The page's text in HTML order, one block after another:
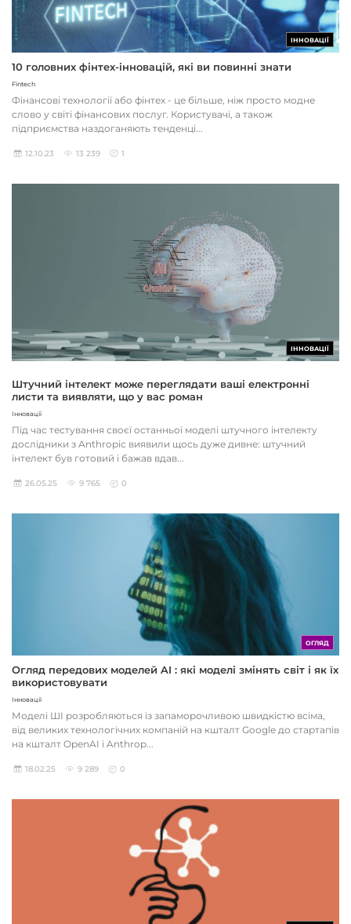
ІННОВАЦІЇ
10 головних фінтех-інновацій, які ви повинні знати
Fintech
Фінансові технології або фінтех - це більше, ніж просто модне
слово у світі фінансових послуг. Користувачі, а також
підприємства наздоганяють тенденці...
12.10.23 13 239 1
ІННОВАЦІЇ
Штучний інтелект може переглядати ваші електронні
листи та виявляти, що у вас роман
Інновації
Під час тестування своєї останньої моделі штучного інтелекту
дослідники з Anthropic виявили щось дуже дивне: штучний
інтелект був готовий і бажав вдав...
26.05.25 9 765 0
ОГЛЯД
Огляд передових моделей AI : які моделі змінять світ і як їх
використовувати
Інновації
Моделі ШІ розробляються із запаморочливою швидкістю всіма,
від великих технологічних компаній на кшталт Google до стартапів
на кшталт OpenAI і Anthrop...
18.02.25 9 289 0